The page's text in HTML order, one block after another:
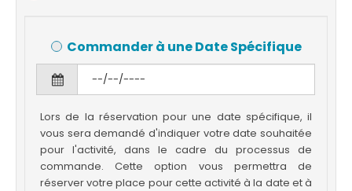
Commander à une Date Spécifique
Lors de la réservation pour une date spécifique, il
vous sera demandé d'indiquer votre date souhaitée
pour l'activité, dans le cadre du processus de
commande. Cette option vous permettra de
réserver votre place pour cette activité à la date et à